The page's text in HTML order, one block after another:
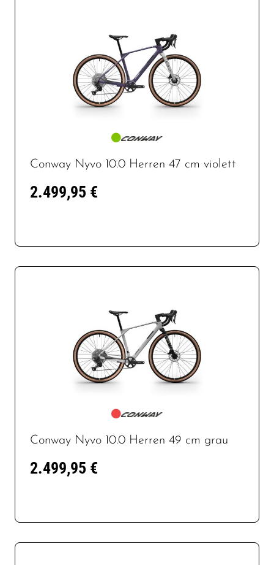
Conway Nyvo 10.0 Herren 47 cm violett
2.499,95 €
Conway Nyvo 10.0 Herren 49 cm grau
2.499,95 €